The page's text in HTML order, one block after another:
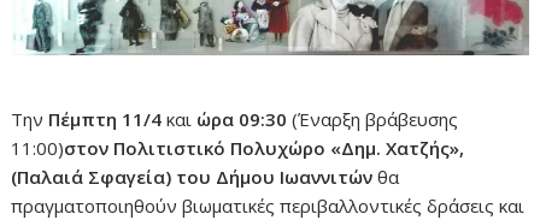
Την Πέμπτη 11/4και ώρα 09:30(Έναρξη βράβευσης
11:00)στον Πολιτιστικό Πολυχώρο «Δημ. Χατζής»,
(Παλαιά Σφαγεία) του Δήμου Ιωαννιτώνθα
πραγματοποιηθούν βιωματικές περιβαλλοντικές δράσεις και